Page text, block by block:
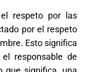
respeto por las
por el respeto
Esto significa
responsable de